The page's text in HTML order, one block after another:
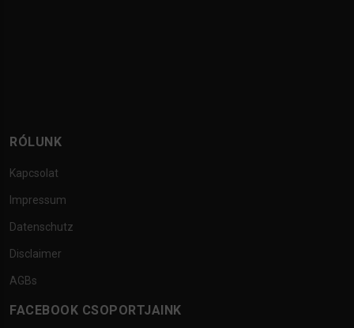
RÓLUNK
Kapcsolat
Impressum
Datenschutz
Disclaimer
AGBs
FACEBOOK CSOPORTJAINK